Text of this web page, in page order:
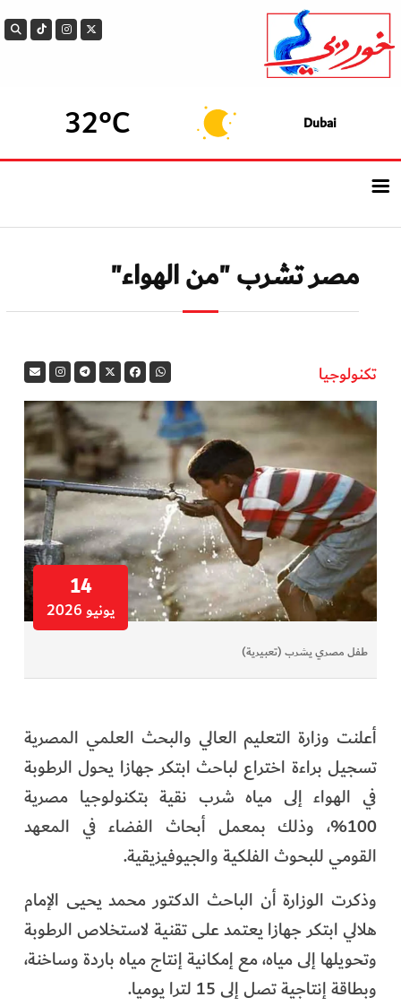
Dubai
32°C
الرئيسيــة
أحدث الأخبار
بيزنس
في المرمى
وثائقيات الخور
فن وثقافة
كوكب دبي
تقارير الخور
أبناء الديرة
الفرجان
تكنولوجيا
من العالم
الأكثر قراءة
مصر تشرب "من الهواء"
تكنولوجيا
14
يونيو 2026
طفل مصري يشرب (تعبيرية)
أعلنت وزارة التعليم العالي والبحث العلمي المصرية
تسجيل براءة اختراع لباحث ابتكر جهازا يحول الرطوبة
في الهواء إلى مياه شرب نقية بتكنولوجيا مصرية
100%، وذلك بمعمل أبحاث الفضاء في المعهد
القومي للبحوث الفلكية والجيوفيزيقية.
وذكرت الوزارة أن الباحث الدكتور محمد يحيى الإمام
هلالي ابتكر جهازا يعتمد على تقنية لاستخلاص الرطوبة
وتحويلها إلى مياه، مع إمكانية إنتاج مياه باردة وساخنة،
وبطاقة إنتاجية تصل إلى 15 لترا يوميا.